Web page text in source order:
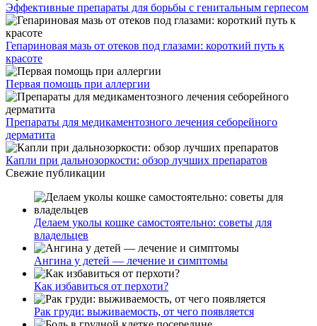
Эффективные препараты для борьбы с генитальным герпесом
Гепариновая мазь от отеков под глазами: короткий путь к
красоте
Первая помощь при аллергии
Препараты для медикаментозного лечения себорейного
дерматита
Капли при дальнозоркости: обзор лучших препаратов
Свежие публикации
Делаем уколы кошке самостоятельно: советы для
владельцев
Ангина у детей — лечение и симптомы
Как избавиться от перхоти?
Рак груди: выживаемость, от чего появляется